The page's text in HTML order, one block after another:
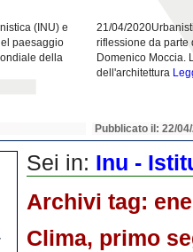
(INU) e
paesaggio
della
21/04/
riflessione da parte
Domenico Moccia.
dell'architettura
Pubblicato il: 22/
Sei in: Inu -
Archivi tag:
Clima, primo